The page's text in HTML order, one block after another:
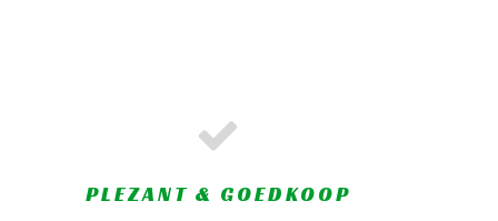
PLEZANT & GOEDKOOP